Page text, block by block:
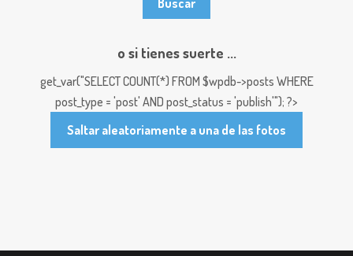
o si tienes suerte ...
get_var("SELECT COUNT(*) FROM $wpdb->posts WHERE
post_type = 'post' AND post_status = 'publish'"); ?>
Saltar aleatoriamente a una de las fotos